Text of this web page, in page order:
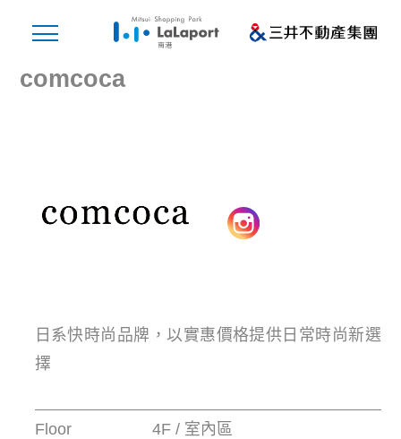
comcoca
日系快時尚品牌，以實惠價格提供日常時尚新選
擇
Floor 4F / 室內區